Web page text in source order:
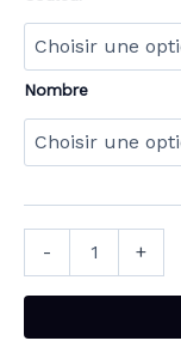
Nombre
- +